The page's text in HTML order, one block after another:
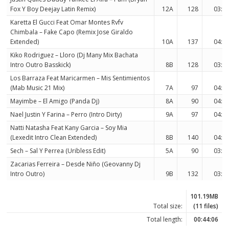
Fox Y Boy Deejay Latin Remix)
12A 128
Karetta El Gucci Feat Omar Montes Rvfv
Chimbala – Fake Capo (Remix Jose Giraldo
Extended)
10A 137
Kiko Rodriguez – Lloro (Dj Many Mix Bachata
Intro Outro Basskick)
8B 128
Los Barraza Feat Maricarmen – Mis Sentimientos
(Mab Music 21 Mix)
7A 97
Mayimbe – El Amigo (Panda Dj)
8A 90
Nael Justin Y Farina – Perro (Intro Dirty)
9A 97
Natti Natasha Feat Kany Garcia – Soy Mia
(Lexedit Intro Clean Extended)
8B 140
Sech – Sal Y Perrea (Uribless Edit)
5A 90
Zacarias Ferreira – Desde Niño (Geovanny Dj
Intro Outro)
9B 132
Total size:
101.19MB
(11 files)
Total length:
00:44:06